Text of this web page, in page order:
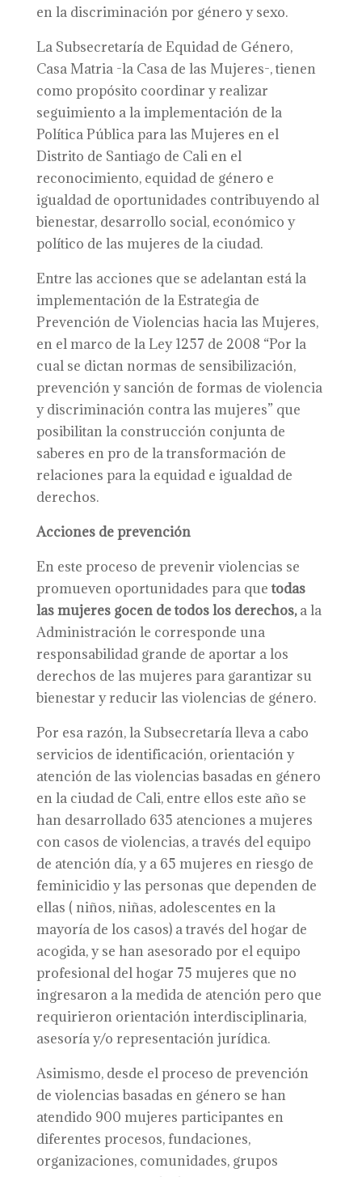
en la discriminación por género y sexo.
La Subsecretaría de Equidad de Género,
Casa Matria -la Casa de las Mujeres-, tienen
como propósito coordinar y realizar
seguimiento a la implementación de la
Política Pública para las Mujeres en el
Distrito de Santiago de Cali en el
reconocimiento, equidad de género e
igualdad de oportunidades contribuyendo al
bienestar, desarrollo social, económico y
político de las mujeres de la ciudad.
Entre las acciones que se adelantan está la
implementación de la Estrategia de
Prevención de Violencias hacia las Mujeres,
en el marco de la Ley 1257 de 2008 “Por la
cual se dictan normas de sensibilización,
prevención y sanción de formas de violencia
y discriminación contra las mujeres” que
posibilitan la construcción conjunta de
saberes en pro de la transformación de
relaciones para la equidad e igualdad de
derechos.
Acciones de prevención
En este proceso de prevenir violencias se
promueven oportunidades para que todas
las mujeres gocen de todos los derechos,a la
Administración le corresponde una
responsabilidad grande de aportar a los
derechos de las mujeres para garantizar su
bienestar y reducir las violencias de género.
Por esa razón, la Subsecretaría lleva a cabo
servicios de identificación, orientación y
atención de las violencias basadas en género
en la ciudad de Cali, entre ellos este año se
han desarrollado 635 atenciones a mujeres
con casos de violencias, a través del equipo
de atención día, y a 65 mujeres en riesgo de
feminicidio y las personas que dependen de
ellas ( niños, niñas, adolescentes en la
mayoría de los casos) a través del hogar de
acogida, y se han asesorado por el equipo
profesional del hogar 75 mujeres que no
ingresaron a la medida de atención pero que
requirieron orientación interdisciplinaria,
asesoría y/o representación jurídica.
Asimismo, desde el proceso de prevención
de violencias basadas en género se han
atendido 900 mujeres participantes en
diferentes procesos, fundaciones,
organizaciones, comunidades, grupos